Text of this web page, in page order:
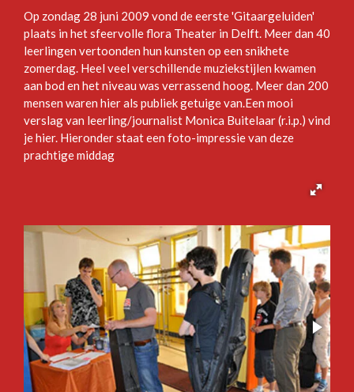
Op zondag 28 juni 2009 vond de eerste 'Gitaargeluiden'
plaats in het sfeervolle flora Theater in Delft. Meer dan 40
leerlingen vertoonden hun kunsten op een snikhete
zomerdag. Heel veel verschillende muziekstijlen kwamen
aan bod en het niveau was verrassend hoog. Meer dan 200
mensen waren hier als publiek getuige van.Een mooi
verslag van leerling/journalist Monica Buitelaar (r.i.p.) vind
je hier. Hieronder staat een foto-impressie van deze
prachtige middag